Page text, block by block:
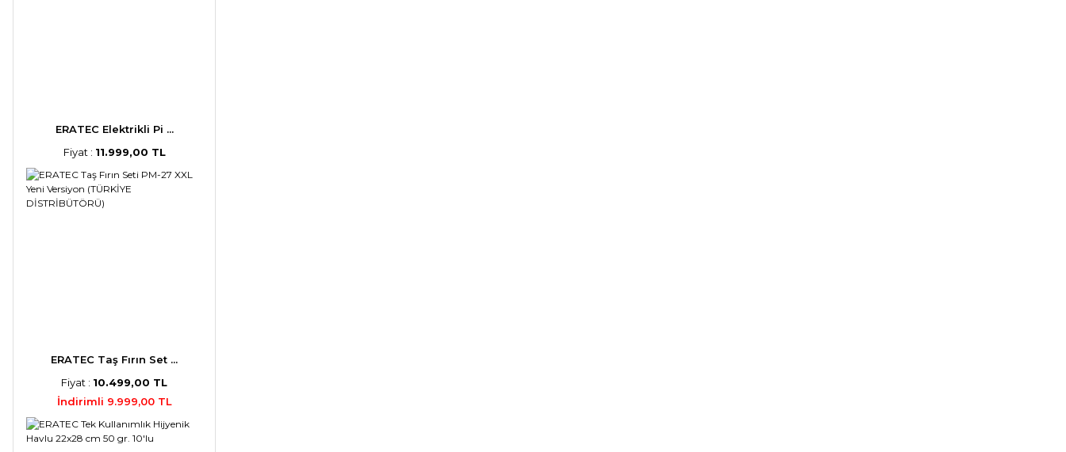
ERATEC Elektrikli Pi ...
Fiyat : 11.999,00 TL
ERATEC Taş Fırın Set ...
Fiyat : 10.499,00 TL
İndirimli 9.999,00 TL